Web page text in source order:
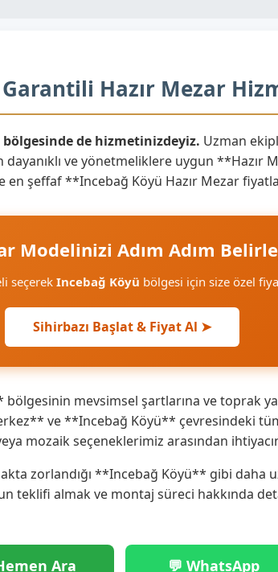
Hazır Mezar
de hizmetinizdeyiz. Uzman
ve yönetmeliklere uygun **Hazır
en şeffaf **Incebağ Köyü Hazır Mezar
Modelinizi Adım Adım
seçerekIncebağ Köyü bölgesi için size özel
Sihirbazı Başlat & Fiyat Al ➤
mevsimsel şartlarına ve toprak
ve **Incebağ Köyü** çevresindeki
mozaik seçeneklerimiz arasından
zorlandığı **Incebağ Köyü** gibi daha
teklifi almak ve montaj süreci hakkında
Ara 💬 WhatsApp